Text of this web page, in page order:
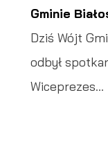
Gminie
Dziś Wójt
odbył
Wiceprezes...